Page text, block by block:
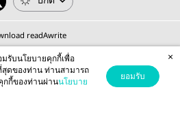
readAwrite
MEB Corporation Public Company Limited
the Google
รับนโยบายคุกกี้เพื่อ
ดของท่าน ท่านสามารถ
กกี้ของท่านผ่านนโยบาย
ยอมรับ
×